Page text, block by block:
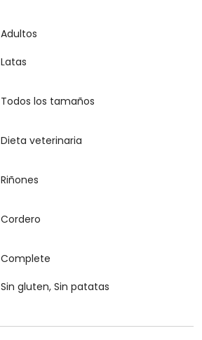
Adultos
Latas
Todos los tamaños
Dieta veterinaria
Riñones
Cordero
Complete
Sin gluten, Sin patatas